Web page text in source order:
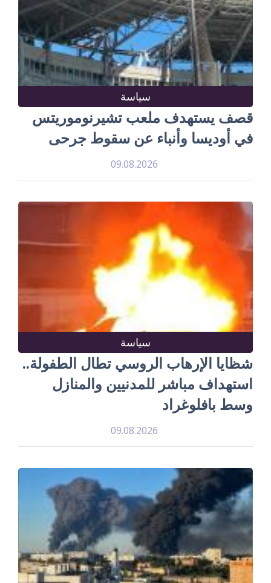
سياسة
قصف يستهدف ملعب تشيرنوموريتس
في أوديسا وأنباء عن سقوط جرحى
09.08.2026
سياسة
شظايا الإرهاب الروسي تطال الطفولة..
استهداف مباشر للمدنيين والمنازل
وسط بافلوغراد
09.08.2026